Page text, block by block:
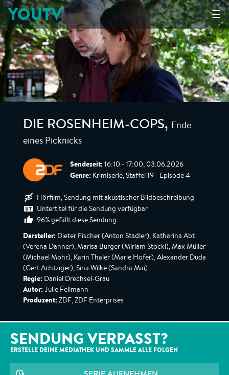
☰
YOUTV
DIE ROSENHEIM-COPS, Ende
eines Picknicks
Sendezeit: 16:10 - 17:00, 03.06.2026
Genre: Krimiserie, Staffel 19 - Episode 4
Hörfilm, Sendung mit akustischer Bildbeschreibung
Untertitel für die Sendung verfügbar
96% gefällt diese Sendung
Darsteller: Dieter Fischer (Anton Stadler), Katharina Abt
(Verena Danner), Marisa Burger (Miriam Stockl), Max Müller
(Michael Mohr), Karin Thaler (Marie Hofer), Alexander Duda
(Gert Achtziger), Sina Wilke (Sandra Mai)
Regie: Daniel Drechsel-Grau
Autor: Julie Fellmann
Produzent: ZDF, ZDF Enterprises
SENDUNG VERPASST?
ERSTELLE DEINE MEDIATHEK UND SAMMLE ALLE FOLGEN